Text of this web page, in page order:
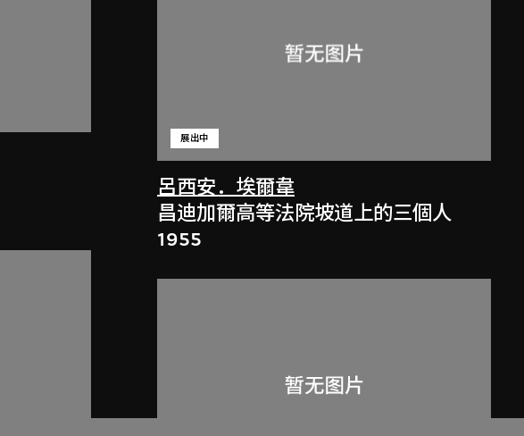
呂西安．埃爾韋
展出中
昌迪加爾高等法院坡道上的三個人
1955